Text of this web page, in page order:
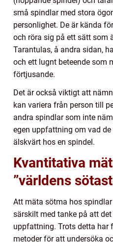
små spindlar med stora
personlighet. De är kända
och röra sig på ett sätt som
Tarantulas, å andra sidan,
och ett lugnt beteende som
förtjusande.
Det är också viktigt att
kan variera från person till
andra spindlar som inte
egen uppfattning om vad
älskvärt hos en spindel.
Kvantitativa
”världens
Att mäta sötma hos
särskilt med tanke på att
uppfattning. Trots detta har
metoder för att undersöka